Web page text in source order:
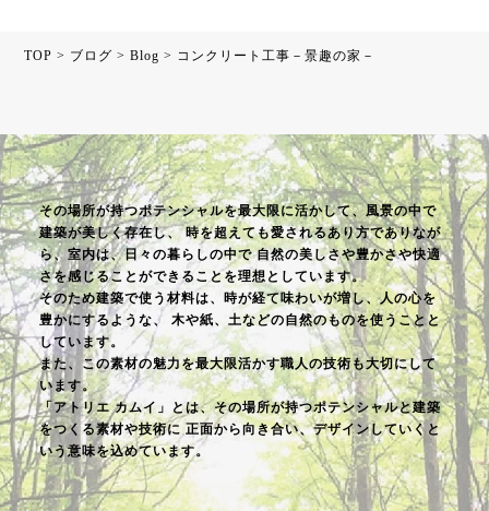
TOP > ブログ >Blog > コンクリート工事－景趣の家－
その場所が持つポテンシャルを最大限に活かして、風景の中で
建築が美しく存在し、時を超えても愛されるあり方でありなが
ら、室内は、日々の暮らしの中で自然の美しさや豊かさや快適
さを感じることができることを理想としています。
そのため建築で使う材料は、時が経て味わいが増し、人の心を
豊かにするような、 木や紙、土などの自然のものを使うことと
しています。
また、この素材の魅力を最大限活かす職人の技術も大切にして
います。
「アトリエ カムイ」とは、その場所が持つポテンシャルと建築
をつくる素材や技術に 正面から向き合い、デザインしていくと
いう意味を込めています。